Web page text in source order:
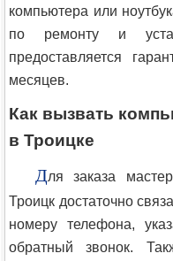
компьютера или
по ремонту и
предоставляется
месяцев.
Как вызвать
в Троицке
Для заказа
Троицк достаточно
номеру телефона,
обратный звонок.